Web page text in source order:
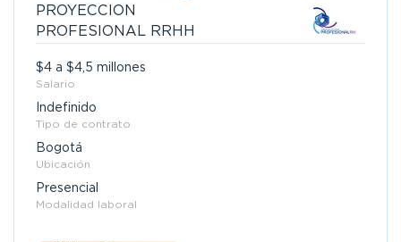
PROYECCION
PROFESIONAL RRHH
$4 a $4,5 millones
Salario
Indefinido
Tipo de contrato
Bogotá
Ubicación
Presencial
Modalidad laboral